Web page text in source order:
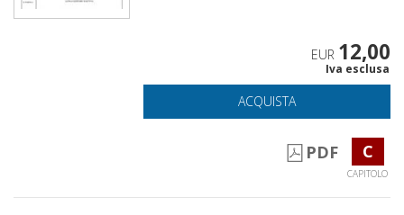
EUR 12,00
Iva esclusa
ACQUISTA
PDF C
CAPITOLO